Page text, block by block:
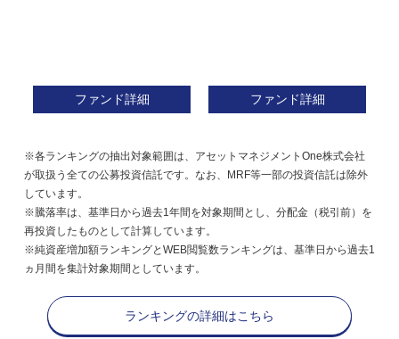
ファンド詳細 ファンド詳細
※各ランキングの抽出対象範囲は、アセットマネジメントOne株式会社
が取扱う全ての公募投資信託です。なお、MRF等一部の投資信託は除外
しています。
※騰落率は、基準日から過去1年間を対象期間とし、分配金（税引前）を
再投資したものとして計算しています。
※純資産増加額ランキングとWEB閲覧数ランキングは、基準日から過去1
ヵ月間を集計対象期間としています。
ランキングの詳細はこちら